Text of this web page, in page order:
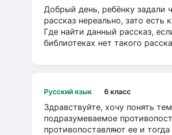
Добрый день, ребёнку задали
рассказ нереально, зато
Где найти данный рассказ,
библиотеках нет такого
Русский язык 6 класс
Здравствуйте, хочу понять
подразумеваемое
противопоставляют ее и